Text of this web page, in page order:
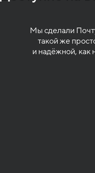
Mы сделали
такой же
и надёжной, как